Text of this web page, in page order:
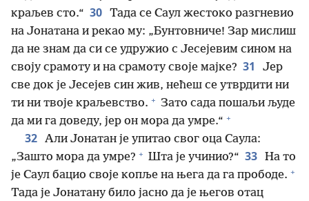
краљев сто.“ 30 Тада се Саул жестоко разгневио
на Јонатана и рекао му: „Бунтовниче! Зар мислиш
да не знам да си се удружио с Јесејевим сином на
своју срамоту и на срамоту своје мајке? 31
Јер
све док је Јесејев син жив, нећеш се утврдити ни
ти ни твоје краљевство. + Зато сада пошаљи људе
да ми га доведу, јер он мора да умре.“ +
32 Али Јонатан је упитао свог оца Саула:
„Зашто мора да умре? + Шта је учинио?“ 33 На то
је Саул бацио своје копље на њега да га прободе. +
Тада је Јонатану било јасно да је његов отац